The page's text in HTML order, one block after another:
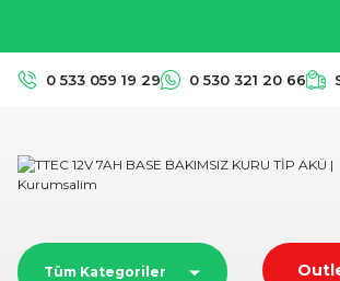
0 533 059 19 29 0 530 321 20 66
Tüm Kategoriler